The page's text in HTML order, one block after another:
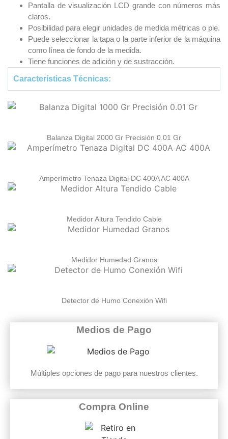
Pantalla de visualización LCD grande con números más
claros.
Posibilidad para elegir unidades de medida métricas o pie.
Puede seleccionar la tapa o la parte inferior de la máquina
como línea de fondo de la medida.
Tiene funciones de adición y de sustracción.
Características Técnicas:
Balanza Digital 2000 Gr Precisión 0.01 Gr
Amperímetro Tenaza Digital DC 400A AC 400A
Medidor Altura Tendido Cable
Medidor Humedad Granos
Detector de Humo Conexión Wifi
Medios de Pago
Múltiples opciones de pago para nuestros clientes.
Compra Online